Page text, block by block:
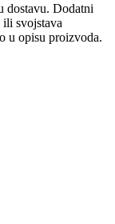
​​dostavu. Dodatni
svojstava
u opisu proizvoda.